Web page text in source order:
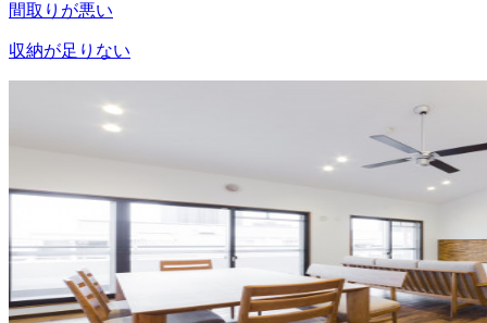
間取りが悪い
収納が足りない